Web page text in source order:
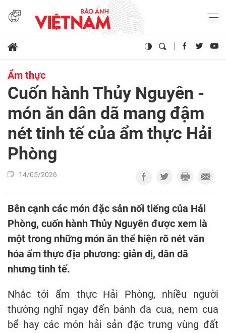
Ẩm thực
Cuốn hành Thủy Nguyên -
món ăn dân dã mang đậm
nét tinh tế của ẩm thực Hải
Phòng
14/05/2026
Bên cạnh các món đặc sản nổi tiếng của Hải
Phòng, cuốn hành Thủy Nguyên được xem là
một trong những món ăn thể hiện rõ nét văn
hóa ẩm thực địa phương: giản dị, dân dã
nhưng tinh tế.
Nhắc tới ẩm thực Hải Phòng, nhiều người
thường nghĩ ngay đến bánh đa cua, nem cua
bể hay các món hải sản đặc trưng vùng đất